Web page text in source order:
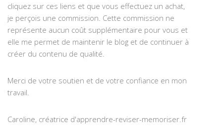
cliquez sur ces liens et que vous effectuez un achat,
je perçois une commission. Cette commission ne
représente aucun coût supplémentaire pour vous et
elle me permet de maintenir le blog et de continuer à
créer du contenu de qualité.
Merci de votre soutien et de votre confiance en mon
travail.
Caroline, créatrice d'apprendre-reviser-memoriser.fr